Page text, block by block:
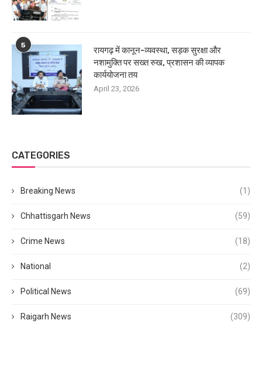
5
रायगढ़ में कानून-व्यवस्था, सड़क सुरक्षा और
नशामुक्ति पर सख्त रुख, प्रशासन की व्यापक
कार्ययोजना तय
April 23, 2026
CATEGORIES
Breaking News (1)
Chhattisgarh News (59)
Crime News (18)
National (2)
Political News (69)
Raigarh News (309)